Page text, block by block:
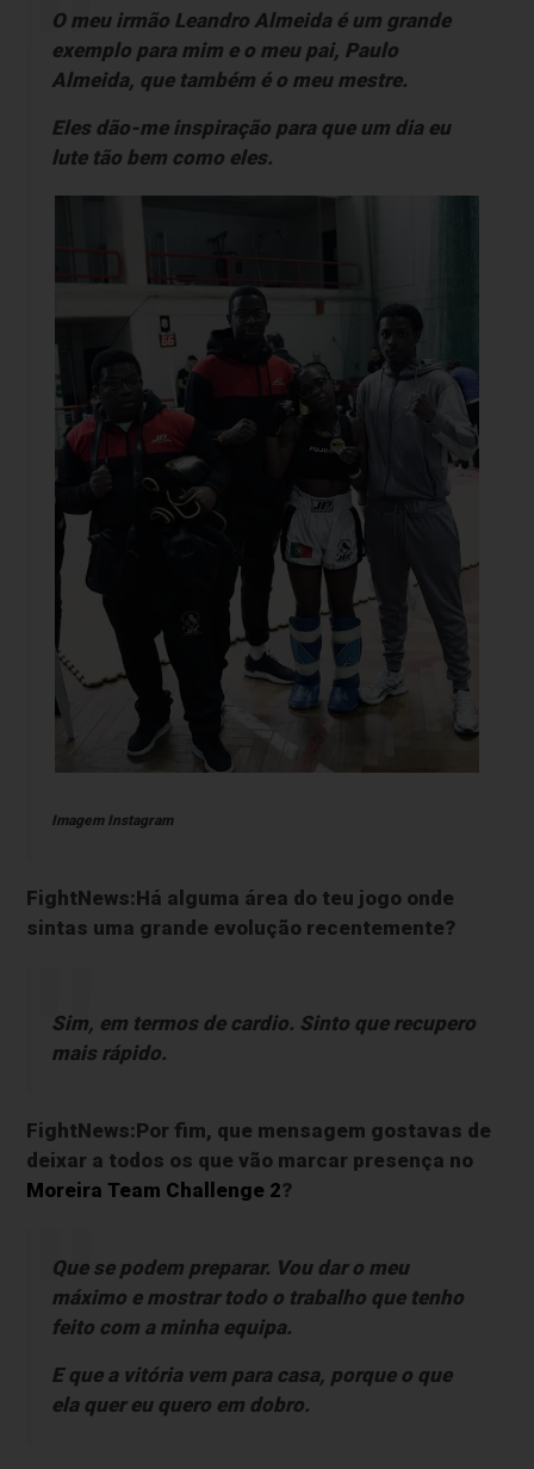
O meu irmão Leandro Almeida é um grande
exemplo para mim e o meu pai, Paulo
Almeida, que também é o meu mestre.
Eles dão-me inspiração para que um dia eu
lute tão bem como eles.
Imagem Instagram
FightNews:Há alguma área do teu jogo onde
sintas uma grande evolução recentemente?
Sim, em termos de cardio. Sinto que recupero
mais rápido.
FightNews:Por fim, que mensagem gostavas de
deixar a todos os que vão marcar presença no
Moreira Team Challenge 2?
Que se podem preparar. Vou dar o meu
máximo e mostrar todo o trabalho que tenho
feito com a minha equipa.
E que a vitória vem para casa, porque o que
ela quer eu quero em dobro.